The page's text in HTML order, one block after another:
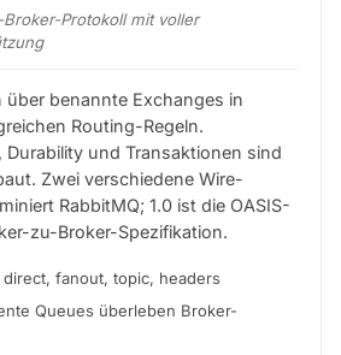
Protokoll mit voller
über benannte Exchanges in
Routing-Regeln.
und Transaktionen sind
Zwei verschiedene Wire-
RabbitMQ; 1.0 ist die OASIS-
zu-Broker-Spezifikation.
direct, fanout, topic, headers
Queues überleben Broker-